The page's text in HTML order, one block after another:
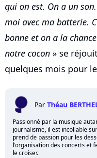
qui on est. On a un
moi avec ma batterie.
bonne et on a la
notre cocon » se
quelques mois pour
Par Théau
Passionné par la musique
journalisme, il est incollable
prend de passion pour les
l'organisation des concerts et
le croiser.